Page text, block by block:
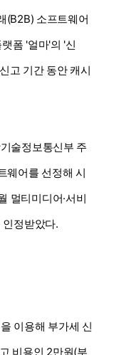
(B2B) 소프트웨어
폼 '얼마'의 '신
고 기간 동안 캐시
술정보통신부 주
웨어를 선정해 시
멀티미디어·서비
정받았다.
이용해 부가세 신
비용인 2만원(부